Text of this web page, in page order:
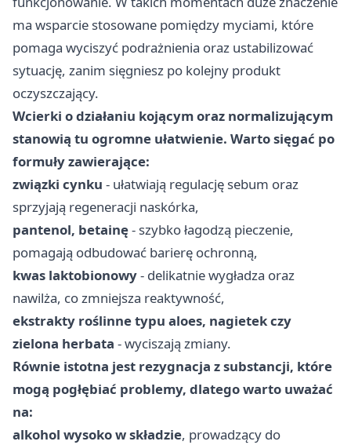
ma wsparcie stosowane pomiędzy myciami, które
pomaga wyciszyć podrażnienia oraz ustabilizować
sytuację, zanim sięgniesz po kolejny produkt
oczyszczający.
Wcierki o działaniu kojącym oraz normalizującym
stanowią tu ogromne ułatwienie. Warto sięgać po
formuły zawierające:
związki cynku - ułatwiają regulację sebum oraz
sprzyjają regeneracji naskórka,
pantenol, betainę- szybko łagodzą pieczenie,
pomagają odbudować barierę ochronną,
kwas laktobionowy- delikatnie wygładza oraz
nawilża, co zmniejsza reaktywność,
ekstrakty roślinne typu aloes, nagietek czy
zielona herbata - wyciszają zmiany.
Równie istotna jest rezygnacja z substancji, które
mogą pogłębiać problemy, dlatego warto uważać
na:
alkohol wysoko w składzie, prowadzący do